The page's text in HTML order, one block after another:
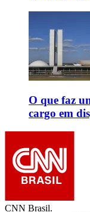
O que faz
cargo em
CNN Brasil.